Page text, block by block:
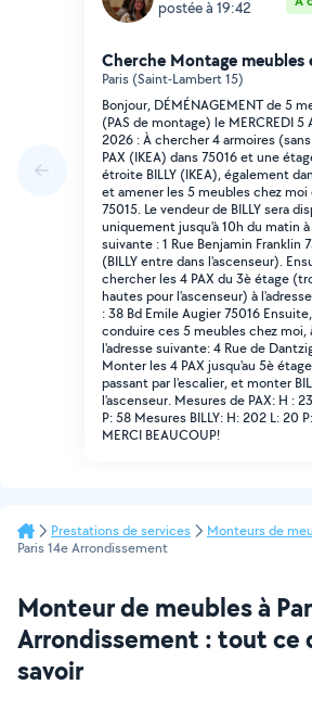
postée à 19:42
Cherche Montage meubles
Paris (Saint-Lambert 15)
Bonjour, DÉMÉNAGEMENT de 5
(PAS de montage) le MERCREDI 5
2026 : À chercher 4 armoires
PAX (IKEA) dans 75016 et une
étroite BILLY (IKEA), également
et amener les 5 meubles chez moi
75015. Le vendeur de BILLY sera
uniquement jusqu'à 10h du matin à
suivante : 1 Rue Benjamin Franklin
(BILLY entre dans l'ascenseur).
chercher les 4 PAX du 3è étage
hautes pour l'ascenseur) à
: 38 Bd Emile Augier 75016 Ensuite,
conduire ces 5 meubles chez moi,
l'adresse suivante: 4 Rue de
Monter les 4 PAX jusqu'au 5è
passant par l'escalier, et monter
l'ascenseur. Mesures de PAX: H :
P: 58 Mesures BILLY: H: 202 L: 20
MERCI BEAUCOUP!
Prestations de services Monteurs de
Paris 14e Arrondissement
Monteur de meubles à
Arrondissement : tout ce
savoir